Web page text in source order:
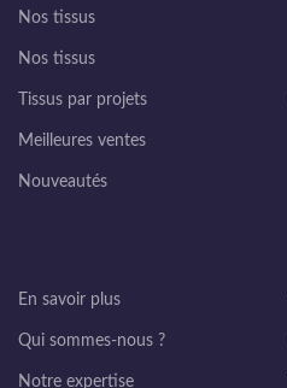
Nos tissus
Nos tissus
Tissus par projets
Meilleures ventes
Nouveautés
En savoir plus
Qui sommes-nous ?
Notre expertise